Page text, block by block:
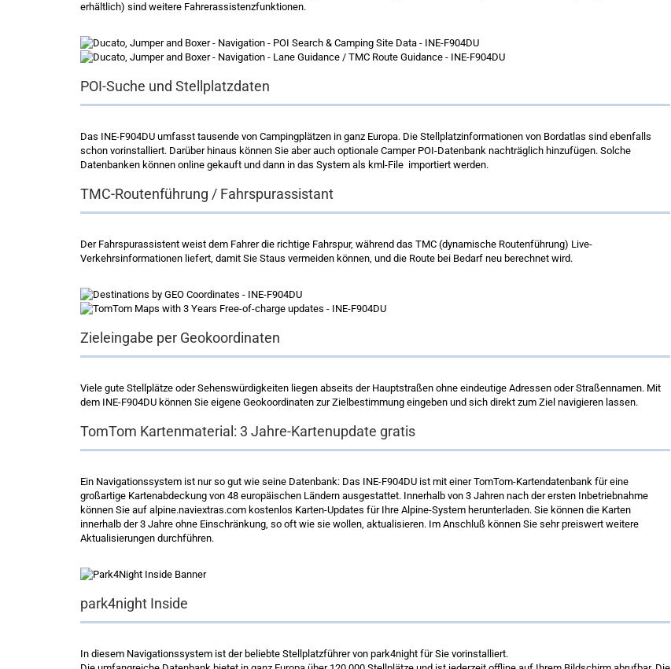
erhältlich) sind weitere Fahrerassistenzfunktionen.
POI-Suche und Stellplatzdaten
Das INE-F904DU umfasst tausende von Campingplätzen in ganz Europa. Die Stellplatzinformationen von Bordatlas sind ebenfalls
schon vorinstalliert. Darüber hinaus können Sie aber auch optionale Camper POI-Datenbank nachträglich hinzufügen. Solche
Datenbanken können online gekauft und dann in das System als kml-File importiert werden.
TMC-Routenführung / Fahrspurassistant
Der Fahrspurassistent weist dem Fahrer die richtige Fahrspur, während das TMC (dynamische Routenführung) Live-
Verkehrsinformationen liefert, damit Sie Staus vermeiden können, und die Route bei Bedarf neu berechnet wird.
Zieleingabe per Geokoordinaten
Viele gute Stellplätze oder Sehenswürdigkeiten liegen abseits der Hauptstraßen ohne eindeutige Adressen oder Straßennamen. Mit
dem INE-F904DU können Sie eigene Geokoordinaten zur Zielbestimmung eingeben und sich direkt zum Ziel navigieren lassen.
TomTom Kartenmaterial: 3 Jahre-Kartenupdate gratis
Ein Navigationssystem ist nur so gut wie seine Datenbank: Das INE-F904DU ist mit einer TomTom-Kartendatenbank für eine
großartige Kartenabdeckung von 48 europäischen Ländern ausgestattet. Innerhalb von 3 Jahren nach der ersten Inbetriebnahme
können Sie auf alpine.naviextras.com kostenlos Karten-Updates für Ihre Alpine-System herunterladen. Sie können die Karten
innerhalb der 3 Jahre ohne Einschränkung, so oft wie sie wollen, aktualisieren. Im Anschluß können Sie sehr preiswert weitere
Aktualisierungen durchführen.
park4night Inside
In diesem Navigationssystem ist der beliebte Stellplatzführer von park4night für Sie vorinstalliert.